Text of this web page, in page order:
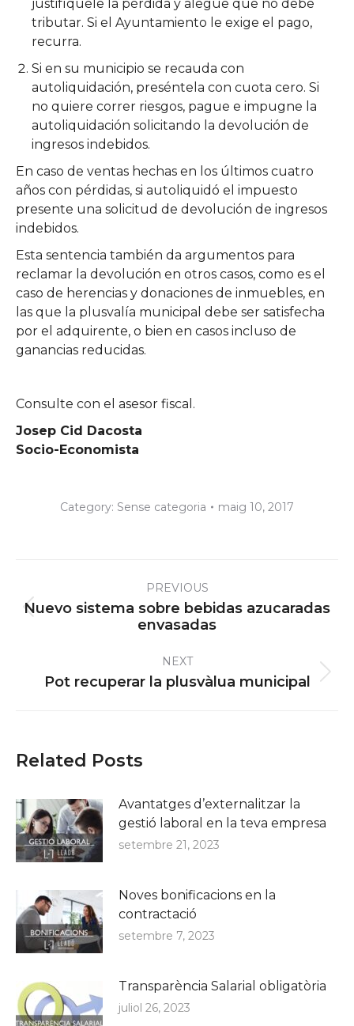
justifíquele la pérdida y alegue que no debe
tributar. Si el Ayuntamiento le exige el pago,
recurra.
Si en su municipio se recauda con
autoliquidación, preséntela con cuota cero. Si
no quiere correr riesgos, pague e impugne la
autoliquidación solicitando la devolución de
ingresos indebidos.
En caso de ventas hechas en los últimos cuatro
años con pérdidas, si autoliquidó el impuesto
presente una solicitud de devolución de ingresos
indebidos.
Esta sentencia también da argumentos para
reclamar la devolución en otros casos, como es el
caso de herencias y donaciones de inmuebles, en
las que la plusvalía municipal debe ser satisfecha
por el adquirente, o bien en casos incluso de
ganancias reducidas.
Consulte con el asesor fiscal.
Josep Cid Dacosta
Socio-Economista
Category: Sense categoria maig 10, 2017
navigationPREVIOUS
Previous
post:
Nuevo sistema sobre bebidas azucaradas
envasadas
NEXT
Next
Pot recuperar la plusvàlua municipal
Related Posts
Avantatges d’externalitzar la
gestió laboral en la teva empresa
setembre 21, 2023
Noves bonificacions en la
contractació
setembre 7, 2023
Transparència Salarial obligatòria
juliol 26, 2023